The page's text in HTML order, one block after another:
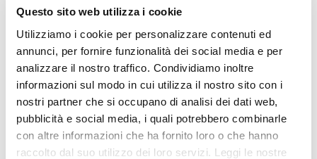
Questo sito web utilizza i cookie
Utilizziamo i cookie per personalizzare contenuti ed
annunci, per fornire funzionalità dei social media e per
analizzare il nostro traffico. Condividiamo inoltre
informazioni sul modo in cui utilizza il nostro sito con i
nostri partner che si occupano di analisi dei dati web,
pubblicità e social media, i quali potrebbero combinarle
con altre informazioni che ha fornito loro o che hanno
raccolto dal suo utilizzo dei loro servizi. Leggi le nostre
Téléchargez le Manuel